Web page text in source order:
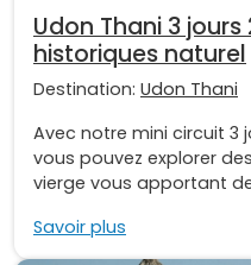
Udon Thani 3
historiques naturel
Destination: Udon Thani
Avec notre mini circuit 3
vous pouvez explorer
vierge vous apportant
Savoir plus